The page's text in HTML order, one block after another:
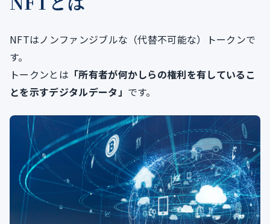
NFTはノンファンジブルな（代替不可能な）トークンで
す。
トークンとは 「所有者が何かしらの権利を有しているこ
とを示すデジタルデータ」 です。